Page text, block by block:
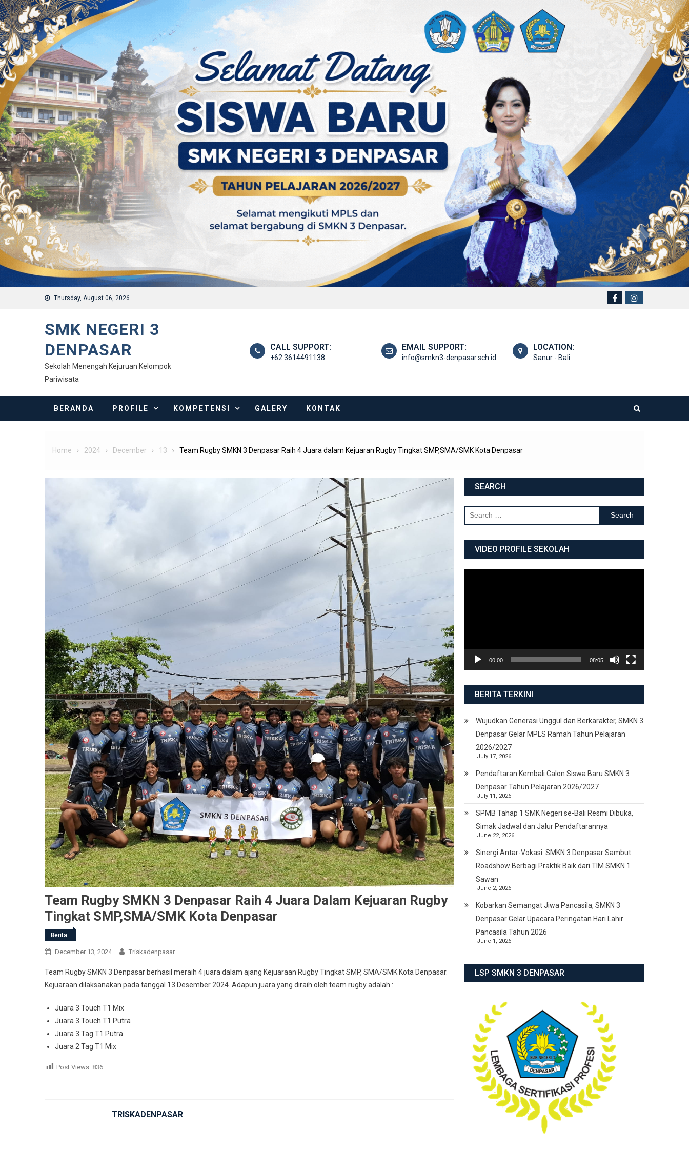
Skip to content
Thursday, August 06, 2026
SMK NEGERI 3
DENPASAR
Sekolah Menengah Kejuruan Kelompok
Pariwisata
CALL SUPPORT:
+62 3614491138
EMAIL SUPPORT:
info@smkn3-denpasar.sch.id
LOCATION:
Sanur - Bali
BERANDA PROFILE KOMPETENSI GALERY KONTAK
Home 2024 December 13 Team Rugby SMKN 3 Denpasar Raih 4 Juara dalam Kejuaran Rugby Tingkat SMP,SMA/SMK Kota Denpasar
Team Rugby SMKN 3 Denpasar Raih 4 Juara Dalam Kejuaran Rugby
Tingkat SMP,SMA/SMK Kota Denpasar
Berita
December 13, 2024 Triskadenpasar
Team Rugby SMKN 3 Denpasar berhasil meraih 4 juara dalam ajang Kejuaraan Rugby Tingkat SMP, SMA/SMK Kota Denpasar.
Kejuaraan dilaksanakan pada tanggal 13 Desember 2024. Adapun juara yang diraih oleh team rugby adalah :
Juara 3 Touch T1 Mix
Juara 3 Touch T1 Putra
Juara 3 Tag T1 Putra
Juara 2 Tag T1 Mix
Post Views: 836
TRISKADENPASAR
SEARCH
Search for:
VIDEO PROFILE SEKOLAH
00:00 08:05
BERITA TERKINI
Wujudkan Generasi Unggul dan Berkarakter, SMKN 3
Denpasar Gelar MPLS Ramah Tahun Pelajaran
2026/2027
July 17, 2026
Pendaftaran Kembali Calon Siswa Baru SMKN 3
Denpasar Tahun Pelajaran 2026/2027
July 11, 2026
SPMB Tahap 1 SMK Negeri se-Bali Resmi Dibuka,
Simak Jadwal dan Jalur Pendaftarannya
June 22, 2026
Sinergi Antar-Vokasi: SMKN 3 Denpasar Sambut
Roadshow Berbagi Praktik Baik dari TIM SMKN 1
Sawan
June 2, 2026
Kobarkan Semangat Jiwa Pancasila, SMKN 3
Denpasar Gelar Upacara Peringatan Hari Lahir
Pancasila Tahun 2026
June 1, 2026
LSP SMKN 3 DENPASAR